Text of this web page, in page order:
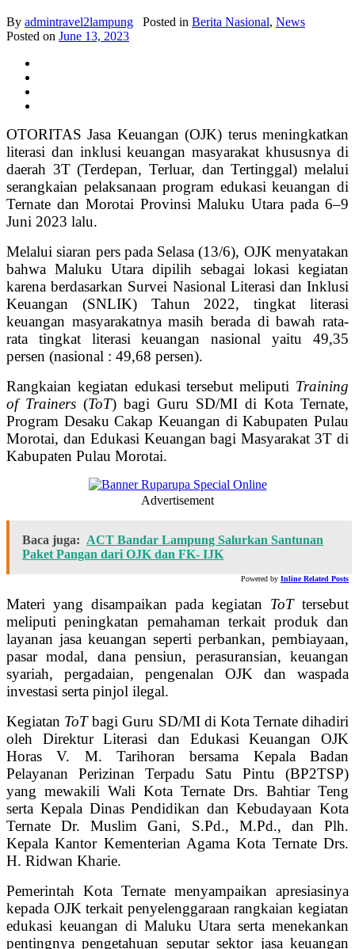
By admintravel2lampung Posted in Berita Nasional, News
Posted on June 13, 2023
OTORITAS Jasa Keuangan (OJK) terus meningkatkan
literasi dan inklusi keuangan masyarakat khususnya di
daerah 3T (Terdepan, Terluar, dan Tertinggal) melalui
serangkaian pelaksanaan program edukasi keuangan di
Ternate dan Morotai Provinsi Maluku Utara pada 6–9
Juni 2023 lalu.
Melalui siaran pers pada Selasa (13/6), OJK menyatakan
bahwa Maluku Utara dipilih sebagai lokasi kegiatan
karena berdasarkan Survei Nasional Literasi dan Inklusi
Keuangan (SNLIK) Tahun 2022, tingkat literasi
keuangan masyarakatnya masih berada di bawah rata-
rata tingkat literasi keuangan nasional yaitu 49,35
persen (nasional : 49,68 persen).
Rangkaian kegiatan edukasi tersebut meliputi Training
of Trainers (ToT) bagi Guru SD/MI di Kota Ternate,
Program Desaku Cakap Keuangan di Kabupaten Pulau
Morotai, dan Edukasi Keuangan bagi Masyarakat 3T di
Kabupaten Pulau Morotai.
Advertisement
Baca juga: ACT Bandar Lampung Salurkan Santunan
Paket Pangan dari OJK dan FK- IJK
Powered by Inline Related Posts
Materi yang disampaikan pada kegiatan ToTtersebut
meliputi peningkatan pemahaman terkait produk dan
layanan jasa keuangan seperti perbankan, pembiayaan,
pasar modal, dana pensiun, perasuransian, keuangan
syariah, pergadaian, pengenalan OJK dan waspada
investasi serta pinjol ilegal.
Kegiatan ToTbagi Guru SD/MI di Kota Ternate dihadiri
oleh Direktur Literasi dan Edukasi Keuangan OJK
Horas V. M. Tarihoran bersama Kepala Badan
Pelayanan Perizinan Terpadu Satu Pintu (BP2TSP)
yang mewakili Wali Kota Ternate Drs. Bahtiar Teng
serta Kepala Dinas Pendidikan dan Kebudayaan Kota
Ternate Dr. Muslim Gani, S.Pd., M.Pd., dan Plh.
Kepala Kantor Kementerian Agama Kota Ternate Drs.
H. Ridwan Kharie.
Pemerintah Kota Ternate menyampaikan apresiasinya
kepada OJK terkait penyelenggaraan rangkaian kegiatan
edukasi keuangan di Maluku Utara serta menekankan
pentingnya pengetahuan seputar sektor jasa keuangan